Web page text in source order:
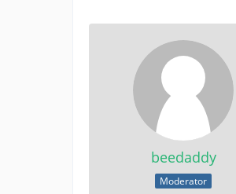
beedaddy
Moderator